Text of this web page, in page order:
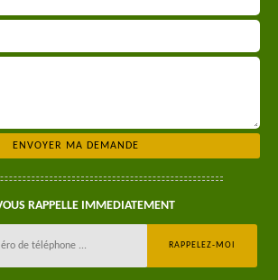
RAPPELLE IMMEDIATEMENT